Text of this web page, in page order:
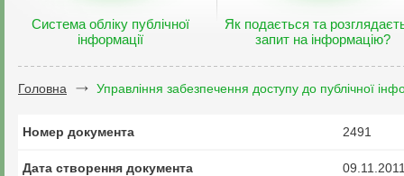
Система обліку публічної
інформації
Як подається та
запит на інформацію?
Головна Управління забезпечення доступу до публічної
Номер документа 2491
Дата створення документа